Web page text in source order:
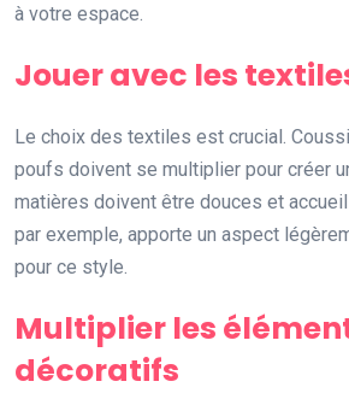
à votre espace.
Jouer avec les
Le choix des textiles est crucial.
poufs doivent se multiplier pour créer
matières doivent être douces et
par exemple, apporte un aspect
pour ce style.
Multiplier les
décoratifs